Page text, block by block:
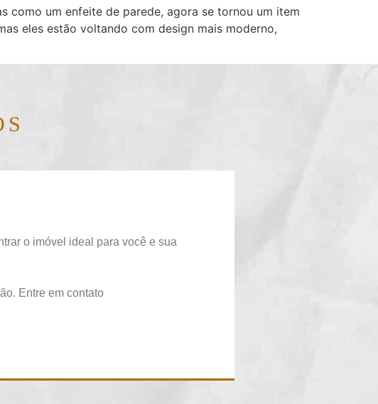
como um enfeite de parede, agora se tornou um item
eles estão voltando com design mais moderno,
o imóvel ideal para você e sua
Entre em contato